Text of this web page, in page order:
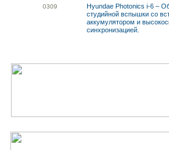
0309
Hyundae Photonics i-6 –
студийной вспышки со
аккумулятором и
синхронизацией.